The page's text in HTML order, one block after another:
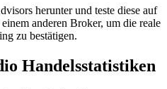
herunter und teste diese auf
anderen Broker, um die reale
zu bestätigen.
Handelsstatistiken